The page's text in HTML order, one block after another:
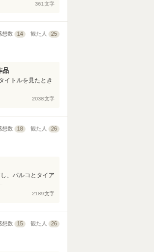
361 文字
想数 14 観た人 25
品
イトルを見たとき
2038文字
想数 18 観た人 26
、パルコとタイア
2189文字
想数 15 観た人 26